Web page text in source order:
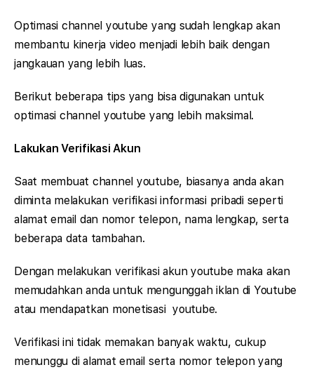
Optimasi channel youtube yang sudah lengkap akan
membantu kinerja video menjadi lebih baik dengan
jangkauan yang lebih luas.
Berikut beberapa tips yang bisa digunakan untuk
optimasi channel youtube yang lebih maksimal.
Lakukan Verifikasi Akun
Saat membuat channel youtube, biasanya anda akan
diminta melakukan verifikasi informasi pribadi seperti
alamat email dan nomor telepon, nama lengkap, serta
beberapa data tambahan.
Dengan melakukan verifikasi akun youtube maka akan
memudahkan anda untuk mengunggah iklan di Youtube
atau mendapatkan monetisasi youtube.
Verifikasi ini tidak memakan banyak waktu, cukup
menunggu di alamat email serta nomor telepon yang